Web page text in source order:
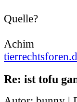
Quelle?
Achim
Re: ist tofu